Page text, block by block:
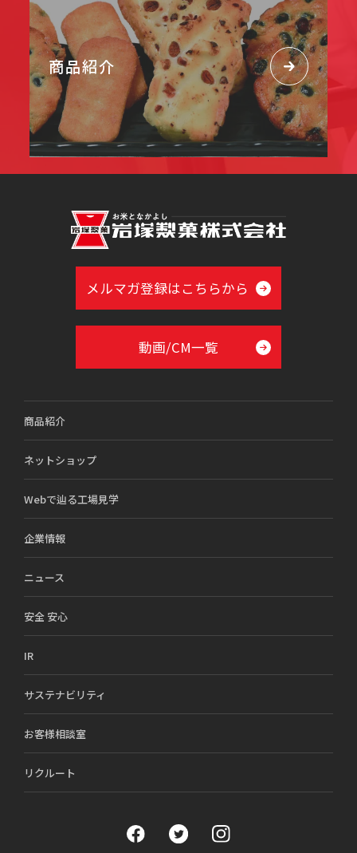
商品紹介
メルマガ登録はこちらから
動画/CM一覧
商品紹介
ネットショップ
Webで辿る工場見学
企業情報
ニュース
安全 安心
IR
サステナビリティ
お客様相談室
リクルート